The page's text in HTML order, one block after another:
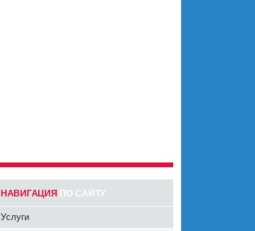
НАВИГАЦИЯ ПО САЙТУ
Услуги